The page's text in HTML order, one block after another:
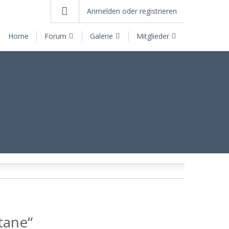
Home Forum Galerie Mitglieder
Anmelden oder registrieren